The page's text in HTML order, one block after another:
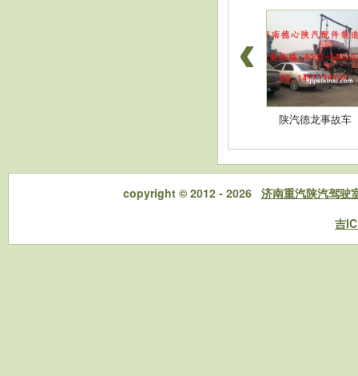
陕汽德龙事故车
copyright © 2012 - 2026 济南重汽陕汽驾驶
吉